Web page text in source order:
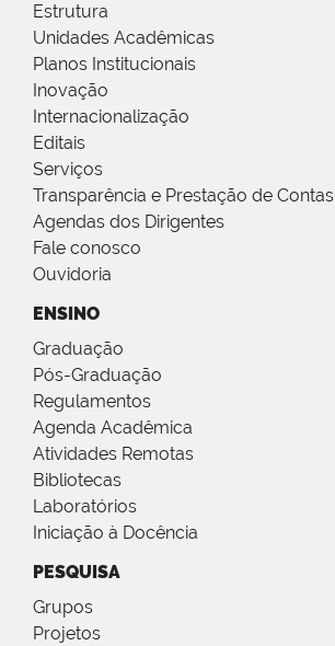
Estrutura
Unidades Acadêmicas
Planos Institucionais
Inovação
Internacionalização
Editais
Serviços
Transparência e Prestação de Contas
Agendas dos Dirigentes
Fale conosco
Ouvidoria
ENSINO
Graduação
Pós-Graduação
Regulamentos
Agenda Acadêmica
Atividades Remotas
Bibliotecas
Laboratórios
Iniciação à Docência
PESQUISA
Grupos
Projetos